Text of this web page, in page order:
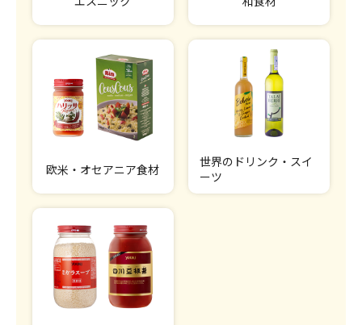
欧米・オセアニア食材
世界のドリンク・スイ
ーツ